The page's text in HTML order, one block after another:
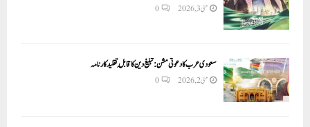
مئی 3, 2026 0
سعودی عرب کا دعوتی مشن: تبلیغ دین کا قابلِ تقلید کارنامہ
مئی 2, 2026 0